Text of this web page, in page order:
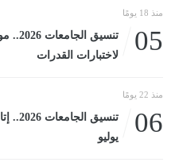
منذ 18 يومًا
05
لاختبارات القدرات
منذ 22 يومًا
06
يوليو